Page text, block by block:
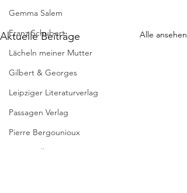
Gemma Salem
Franz Schubert
Lächeln meiner Mutter
Gilbert & Georges
Leipziger Literaturverlag
Passagen Verlag
Pierre Bergounioux
Marie Sellier
Aktuelle Beiträge Alle ansehen